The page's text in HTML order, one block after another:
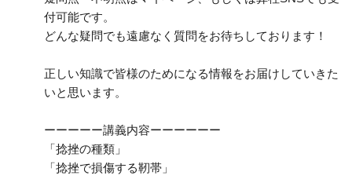
付可能です。
どんな疑問でも遠慮なく質問をお待ちしております！
正しい知識で皆様のためになる情報をお届けしていきた
いと思います。
ーーーーー講義内容ーーーーーー
「捻挫の種類」
「捻挫で損傷する靭帯」